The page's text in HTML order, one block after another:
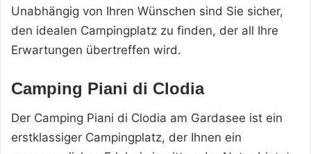
Unabhängig von Ihren Wünschen sind Sie sicher,
den idealen Campingplatz zu finden, der all Ihre
Erwartungen übertreffen wird.
Camping Piani di Clodia
Der Camping Piani di Clodia am Gardasee ist ein
erstklassiger Campingplatz, der Ihnen ein